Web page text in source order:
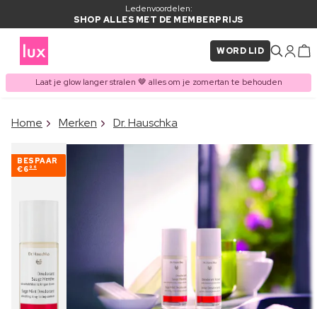
Ledenvoordelen:
SHOP ALLES MET DE MEMBERPRIJS
WORD LID
Laat je glow langer stralen 🤎 alles om je zomertan te behouden
ITEM TOEGEVOEGD AAN
WINKELMAND
Home Merken Dr. Hauschka
BESPAAR
€6 96